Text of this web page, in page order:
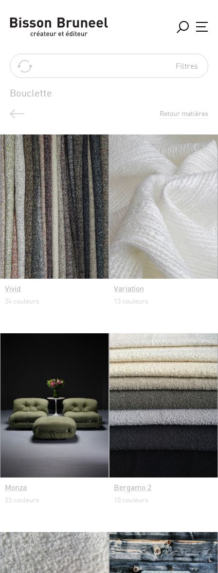
Filtres
Bouclette
Retour matières
Vivid
24 couleurs
Variation
13 couleurs
Monza
23 couleurs
Bergamo 2
10 couleurs